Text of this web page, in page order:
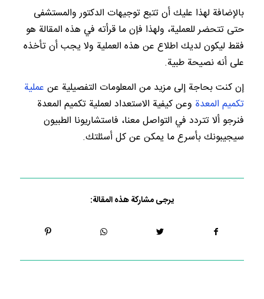
بالإضافة لهذا عليك أن تتبع توجيهات الدكتور والمستشفى
حتى تتحضر للعملية، ولهذا فإن ما قرأته في هذه المقالة هو
فقط ليكون لديك اطلاع عن هذه العملية ولا يجب أن تأخذه
على أنه نصيحة طبية.
إن كنت بحاجة إلى مزيد من المعلومات التفصيلية عن عملية
تكميم المعدة وعن كيفية الاستعداد لعملية تكميم المعدة
فنرجو ألا تتردد في التواصل معنا، فاستشاريونا الطبيون
سيجيبونك بأسرع ما يمكن عن كل أسئلتك.
يرجى مشاركة هذه المقالة: